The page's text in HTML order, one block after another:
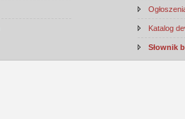
Katalog
Słownik